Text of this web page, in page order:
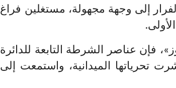
إلى وجهة مجهولة، مستغلين فراغ
فإن عناصر الشرطة التابعة للدائرة
تحرياتها الميدانية، واستمعت إلى